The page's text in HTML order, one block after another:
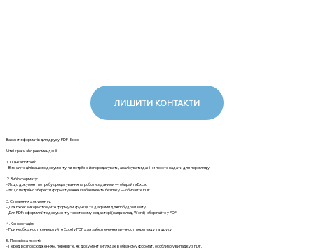
ЛИШИТИ КОНТАКТИ
Варіанти форматів для друку: PDF і Excel
Чіткі кроки або рекомендації
1. Оцінка потреб:
- Визначте цілі вашого документу: чи потрібно його редагувати, аналізувати дані чи просто надати для перегляду.
2. Вибір формату:
- Якщо документ потребує редагування та роботи з даними — обирайте Excel.
- Якщо потрібно зберегти форматування і забезпечити безпеку — обирайте PDF.
3. Створення документу:
- Для Excel: використовуйте формули, функції та діаграми для побудови звіту.
- Для PDF: оформляйте документ у текстовому редакторі (наприклад, Word) і зберігайте у PDF.
4. Конвертація:
- При необхідності конвертуйте Excel у PDF для забезпечення зручності перегляду та друку.
5. Перевірка якості:
- Перед розповсюдженням, перевірте, як документ виглядає в обраному форматі, особливо у випадку з PDF.